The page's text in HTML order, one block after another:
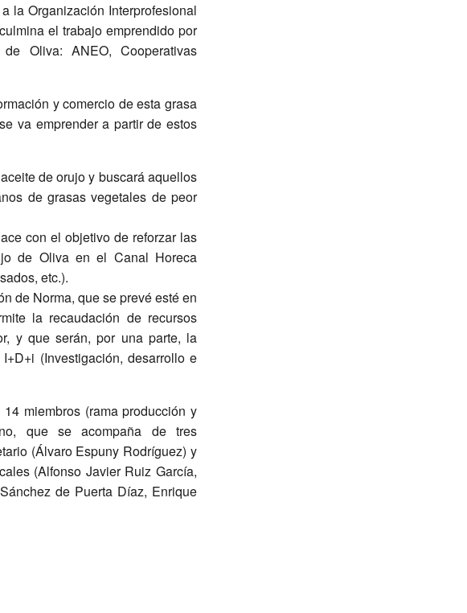
la Organización Interprofesional
el trabajo emprendido por
Oliva: ANEO, Cooperativas
y comercio de esta grasa
va emprender a partir de estos
de orujo y buscará aquellos
de grasas vegetales de peor
con el objetivo de reforzar las
de Oliva en el Canal Horeca
etc.).
de Norma, que se prevé esté en
la recaudación de recursos
y que serán, por una parte, la
(Investigación, desarrollo e
miembros (rama producción y
que se acompaña de tres
(Álvaro Espuny Rodríguez) y
(Alfonso Javier Ruiz García,
de Puerta Díaz, Enrique